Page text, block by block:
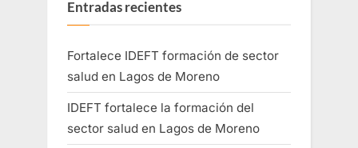
Entradas recientes
Fortalece IDEFT formación de sector
salud en Lagos de Moreno
IDEFT fortalece la formación del
sector salud en Lagos de Moreno